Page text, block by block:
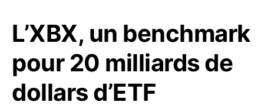
L’XBX, un benchmark
pour 20 milliards de
dollars d’ETF